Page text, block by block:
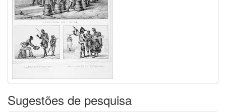
Sugestões de pesquisa